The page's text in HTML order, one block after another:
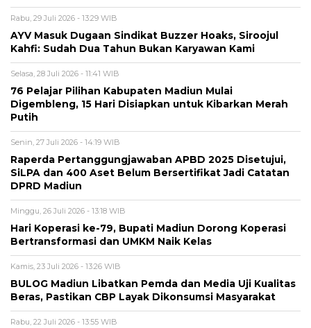
Rabu, 29 Juli 2026 - 13:29 WIB
AYV Masuk Dugaan Sindikat Buzzer Hoaks, Siroojul
Kahfi: Sudah Dua Tahun Bukan Karyawan Kami
Selasa, 28 Juli 2026 - 11:41 WIB
76 Pelajar Pilihan Kabupaten Madiun Mulai
Digembleng, 15 Hari Disiapkan untuk Kibarkan Merah
Putih
Senin, 27 Juli 2026 - 14:19 WIB
Raperda Pertanggungjawaban APBD 2025 Disetujui,
SiLPA dan 400 Aset Belum Bersertifikat Jadi Catatan
DPRD Madiun
Minggu, 26 Juli 2026 - 13:18 WIB
Hari Koperasi ke-79, Bupati Madiun Dorong Koperasi
Bertransformasi dan UMKM Naik Kelas
Kamis, 23 Juli 2026 - 13:26 WIB
BULOG Madiun Libatkan Pemda dan Media Uji Kualitas
Beras, Pastikan CBP Layak Dikonsumsi Masyarakat
Rabu, 22 Juli 2026 - 13:55 WIB